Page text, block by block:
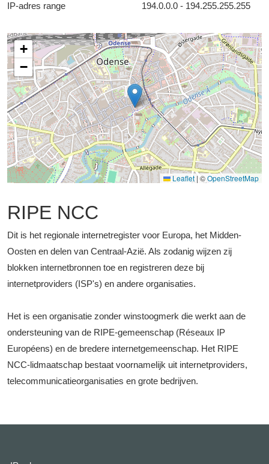
IP-adres range
194.0.0.0 - 194.255.255.255
+
−
Leaflet | ©OpenStreetMap
RIPE NCC
Dit is het regionale internetregister voor Europa, het Midden-
Oosten en delen van Centraal-Azië. Als zodanig wijzen zij
blokken internetbronnen toe en registreren deze bij
internetproviders (ISP's) en andere organisaties.
Het is een organisatie zonder winstoogmerk die werkt aan de
ondersteuning van de RIPE-gemeenschap (Réseaux IP
Européens) en de bredere internetgemeenschap. Het RIPE
NCC-lidmaatschap bestaat voornamelijk uit internetproviders,
telecommunicatieorganisaties en grote bedrijven.